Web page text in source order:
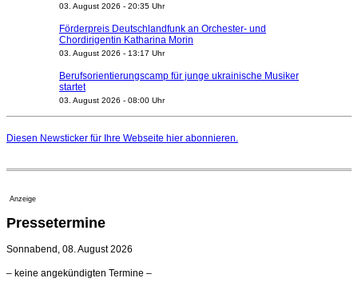
03. August 2026 - 20:35 Uhr
Förderpreis Deutschlandfunk an Orchester- und
Chordirigentin Katharina Morin
03. August 2026 - 13:17 Uhr
Berufsorientierungscamp für junge ukrainische Musiker
startet
03. August 2026 - 08:00 Uhr
Nationaltheater Mannheim
Regensburger Generalmusikdirektor Stefan Veselka
Kammerorchester Heilbronn: Chefdirigent Risto Joost
verlängert bis 2030
Ensemblemitglieder
Diesen Newsticker für Ihre Webseite hier abonnieren.
Anzeige
Pressetermine
Sonnabend, 08. August 2026
– keine angekündigten Termine –